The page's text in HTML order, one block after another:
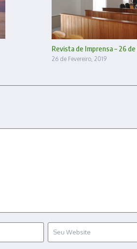
Revista de Imprensa – 26
26 de Fevereiro, 2019